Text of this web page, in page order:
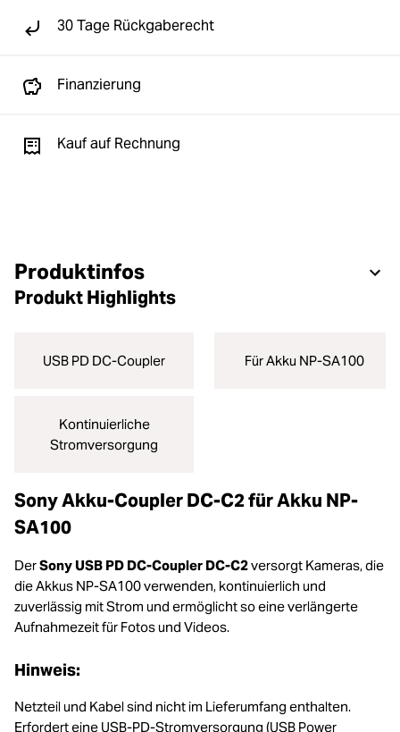
30 Tage Rückgaberecht
Finanzierung
Kauf auf Rechnung
Produktinfos
Produkt Highlights
USB PD DC-Coupler Für Akku NP-SA100
Kontinuierliche
Stromversorgung
Sony Akku-Coupler DC-C2 für Akku NP-
SA100
DerSony USB PD DC-Coupler DC-C2versorgt Kameras, die
die Akkus NP-SA100 verwenden, kontinuierlich und
zuverlässig mit Strom und ermöglicht so eine verlängerte
Aufnahmezeit für Fotos und Videos.
Hinweis:
Netzteil und Kabel sind nicht im Lieferumfang enthalten.
Erfordert eine USB-PD-Stromversorgung (USB Power